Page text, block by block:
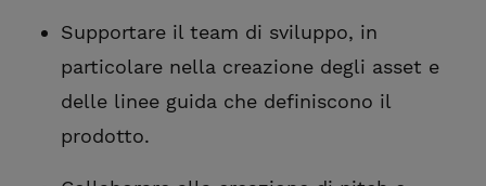
Supportare il team di sviluppo, in
particolare nella creazione degli asset e
delle linee guida che definiscono il
prodotto.